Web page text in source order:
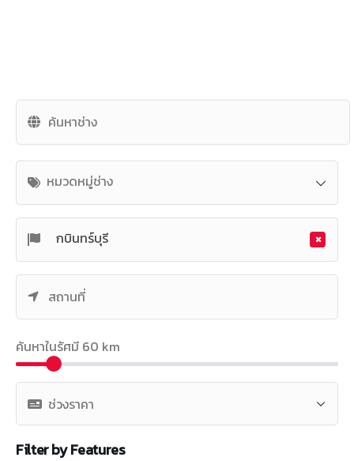
หมวดหมู่ช่าง
×
กบินทร์บุรี
ค้นหาในรัศมี 60 km
Filter by Features